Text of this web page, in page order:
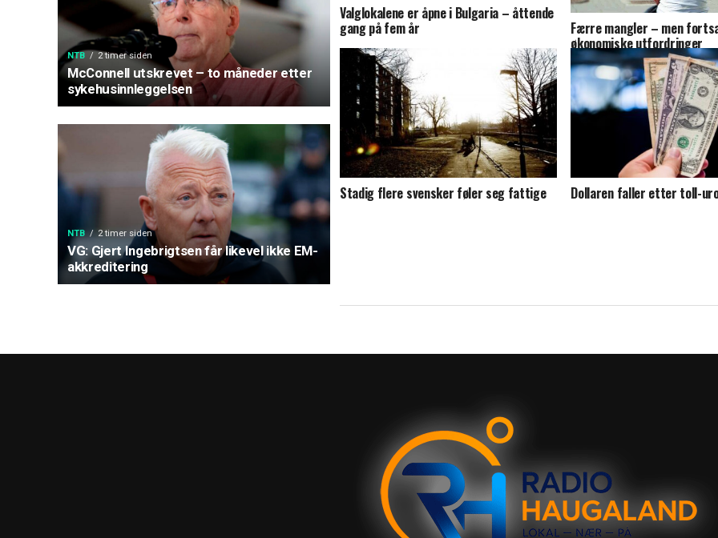
NTB 2 timer siden
McConnell utskrevet – to måneder etter
sykehusinnleggelsen
NTB 2 timer siden
VG: Gjert Ingebrigtsen får likevel ikke EM-
akkreditering
Valglokalene er åpne i Bulgaria – åttende
gang på fem år Færre mangler – men
økonomiske utfordringer
Stadig flere svensker føler seg fattige Dollaren faller etter toll-